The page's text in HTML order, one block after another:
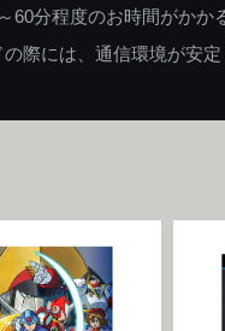
60分程度のお時間がかか
際には、通信環境が安定